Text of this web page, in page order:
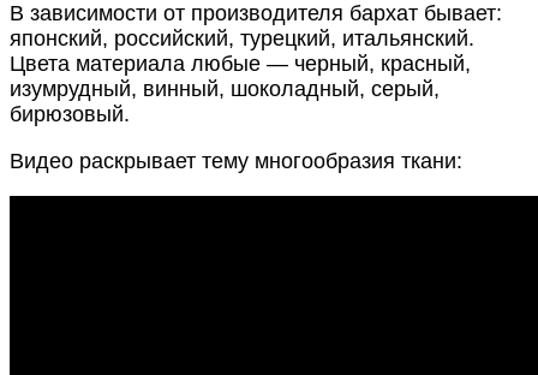
В зависимости от производителя бархат бывает:
японский, российский, турецкий, итальянский.
Цвета материала любые — черный, красный,
изумрудный, винный, шоколадный, серый,
бирюзовый.
Видео раскрывает тему многообразия ткани: